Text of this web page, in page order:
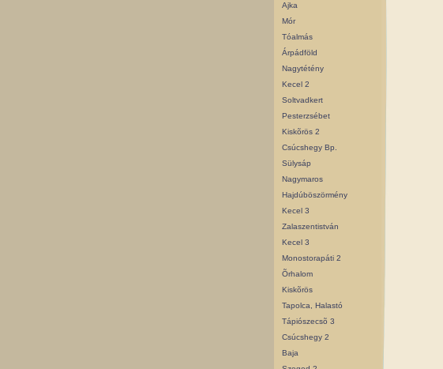
Ajka
Mór
Tóalmás
Árpádföld
Nagytétény
Kecel 2
Soltvadkert
Pesterzsébet
Kiskõrös 2
Csúcshegy Bp.
Sülysáp
Nagymaros
Hajdúböszörmény
Kecel 3
Zalaszentistván
Kecel 3
Monostorapáti 2
Õrhalom
Kiskõrös
Tapolca, Halastó
Tápiószecsõ 3
Csúcshegy 2
Baja